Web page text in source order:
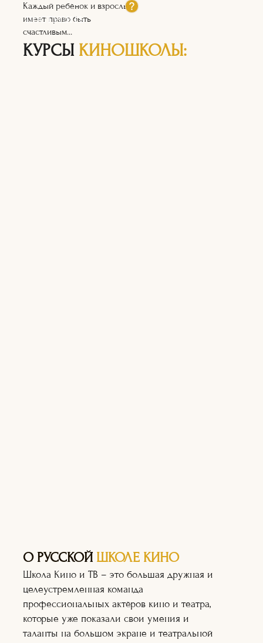
ПОСТУПИТЬ
Каждый ребёнок и взрослый
имеет право быть
счастливым...
КУРСЫ КИНОШКОЛЫ:
О РУССКОЙ ШКОЛЕ КИНО
Школа Кино и ТВ – это большая дружная и
целеустремленная команда
профессиональных актёров кино и театра,
которые уже показали свои умения и
таланты на большом экране и театральной